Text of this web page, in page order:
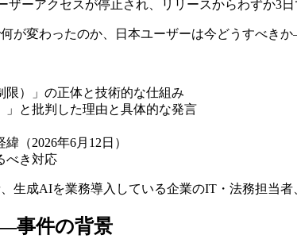
ザーアクセスが停止され、リリースからわずか3
が変わったのか、日本ユーザーは今どうすべき
限）」の正体と技術的な仕組み
」と批判した理由と具体的な発言
（2026年6月12日）
べき対応
、生成AIを業務導入している企業のIT・法務担当
事件の背景